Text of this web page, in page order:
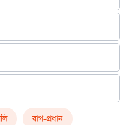
রাগ-প্রধান